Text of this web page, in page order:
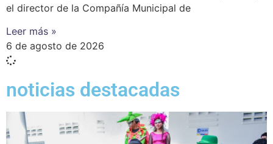
el director de la Compañía Municipal de
Leer más »
6 de agosto de 2026
noticias destacadas